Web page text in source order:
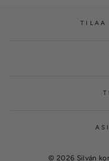
TILAA
© 2026 Silván